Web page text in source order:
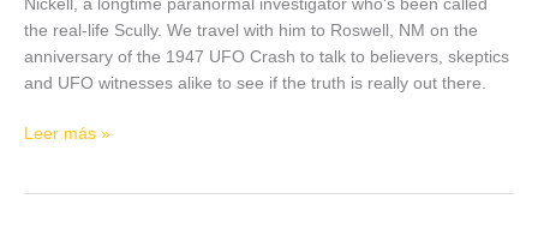
Nickell, a longtime paranormal investigator who’s been called
the real-life Scully. We travel with him to Roswell, NM on the
anniversary of the 1947 UFO Crash to talk to believers, skeptics
and UFO witnesses alike to see if the truth is really out there.
Leer más »